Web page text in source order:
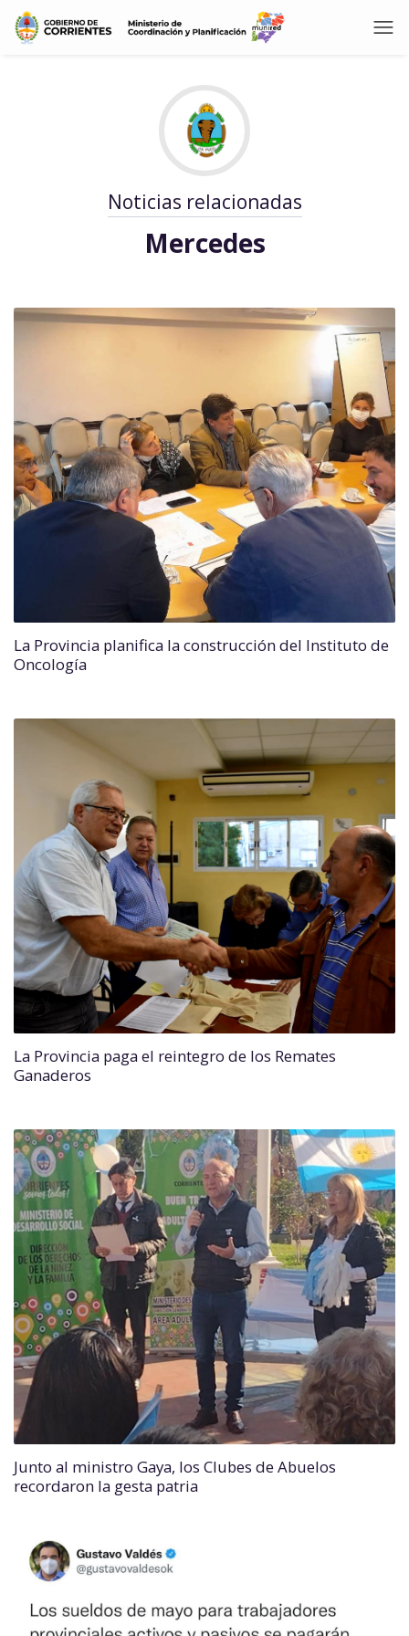
Noticias relacionadas
Mercedes
La Provincia planifica la construcción del Instituto de
Oncología
La Provincia paga el reintegro de los Remates
Ganaderos
Junto al ministro Gaya, los Clubes de Abuelos
recordaron la gesta patria